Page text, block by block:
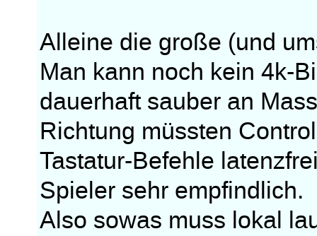
Alleine die große (und
Man kann noch kein 4k-
dauerhaft sauber an
Richtung müssten
Tastatur-Befehle
Spieler sehr empfindlich.
Also sowas muss lokal